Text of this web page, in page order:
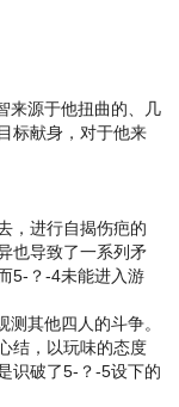
来源于他扭曲的、几
标献身，对于他来
，进行自揭伤疤的
也导致了一系列矛
5-？-4未能进入游
其他四人的斗争。
结，以玩味的态度
识破了5-？-5设下的